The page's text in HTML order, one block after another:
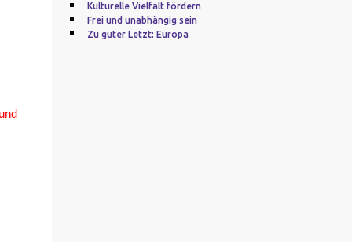
Kulturelle Vielfalt fördern
Frei und unabhängig sein
Zu guter Letzt: Europa